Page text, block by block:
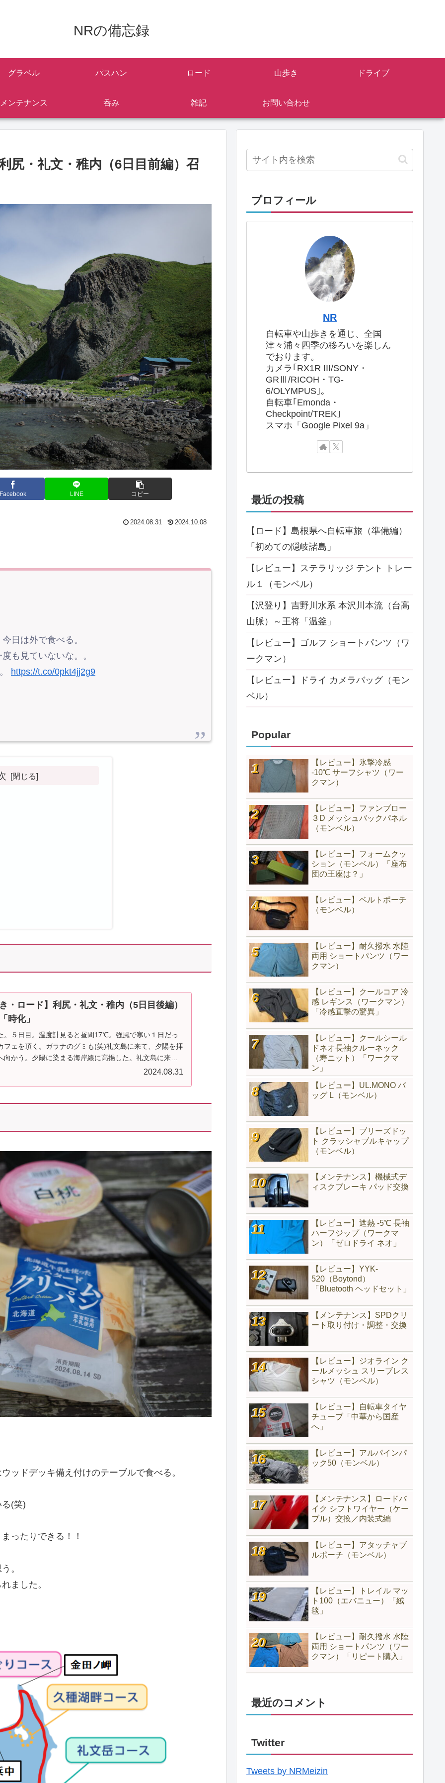
NRの備忘録
グラベル パスハン ロード 山歩き ドライブ
メンテナンス 呑み 雑記 お問い合わせ
尻・礼文・稚内（6日目前編）召
Facebook LINE コピー
2024.08.31 2024.10.08
日は外で食べる。
も見ていないな。。
https://t.co/0pkt4jj2g9
・ロード】利尻・礼文・稚内（5日目後編）
時化」
。５日目。温度計見ると昼間17℃。強風で寒い１日だっ
フェを頂く。ガラナのグミも(笑)礼文島に来て、夕陽を拝
向かう。夕陽に染まる海岸線に高揚した。礼文島に来て
2024.08.31
ッドデッキ備え付けのテーブルで食べる。
(笑)
ったりできる！！
。
ました。
プロフィール
NR
自転車や山歩きを通じ、全国
津々浦々四季の移ろいを楽しん
でおります。
カメラ｢RX1R III/SONY・
GRⅢ/RICOH・TG-
6/OLYMPUS｣。
自転車｢Emonda・
Checkpoint/TREK｣
スマホ「Google Pixel 9a」
最近の投稿
【ロード】島根県へ自転車旅（準備編）
「初めての隠岐諸島」
【レビュー】ステラリッジ テント トレー
ル１（モンベル）
【沢登り】吉野川水系 本沢川本流（台高
山脈）～王将「温釜」
【レビュー】ゴルフ ショートパンツ（ワ
ークマン）
【レビュー】ドライ カメラバッグ（モン
ベル）
Popular
【レビュー】氷撃冷感
-10℃ サーフシャツ（ワー
クマン）
【レビュー】ファンブロー
３D メッシュバックパネル
（モンベル）
【レビュー】フォームクッ
ション（モンベル）「座布
団の王座は？」
【レビュー】ベルトポーチ
（モンベル）
【レビュー】耐久撥水 水陸
両用 ショートパンツ（ワー
クマン）
【レビュー】クールコア 冷
感 レギンス（ワークマン）
「冷感直撃の驚異」
【レビュー】クールシール
ドネオ長袖クルーネック
（寿ニット）「ワークマ
ン」
【レビュー】UL.MONO バ
ッグ L（モンベル）
【レビュー】ブリーズドッ
ト クラッシャブルキャップ
（モンベル）
【メンテナンス】機械式デ
ィスクブレーキ パッド交換
【レビュー】遮熱 -5℃ 長袖
ハーフジップ（ワークマ
ン）「ゼロドライ ネオ」
【レビュー】YYK-
520（‎Boytond）
「Bluetooth ヘッドセット」
【メンテナンス】SPDクリ
ート取り付け・調整・交換
【レビュー】ジオライン ク
ールメッシュ スリーブレス
シャツ（モンベル）
【レビュー】自転車タイヤ
チューブ「中華から国産
へ」
【レビュー】アルパインパ
ック50（モンベル）
【メンテナンス】ロードバ
イク シフトワイヤー（ケー
ブル）交換／内装式編
【レビュー】アタッチャブ
ルポーチ（モンベル）
【レビュー】トレイル マッ
ト100（エバニュー）「絨
毯」
【レビュー】耐久撥水 水陸
両用 ショートパンツ（ワー
クマン）「リピート購入」
最近のコメント
Twitter
Tweets by NRMeizin